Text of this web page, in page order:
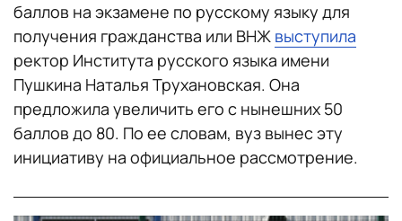
баллов на экзамене по русскому языку для
получения гражданства или ВНЖ выступила
ректор Института русского языка имени
Пушкина Наталья Трухановская. Она
предложила увеличить его с нынешних 50
баллов до 80. По ее словам, вуз вынес эту
инициативу на официальное рассмотрение.